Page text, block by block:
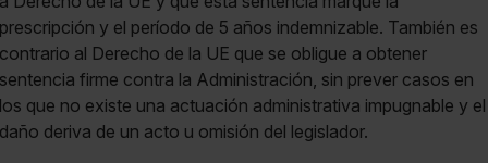
prescripción y el período de 5 años indemnizable. También es
contrario al Derecho de la UE que se obligue a obtener
sentencia firme contra la Administración, sin prever casos en
los que no existe una actuación administrativa impugnable y el
daño deriva de un acto u omisión del legislador.